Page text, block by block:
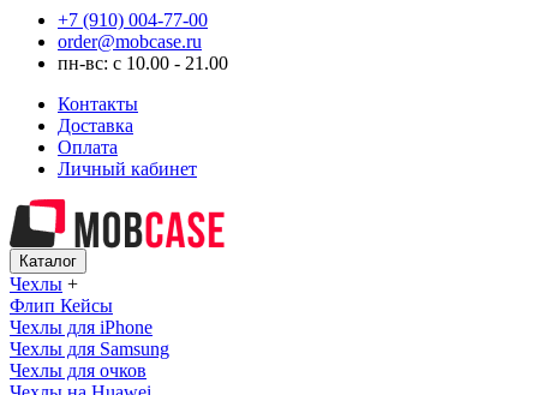
+7 (910) 004-77-00
order@mobcase.ru
пн-вс: с 10.00 - 21.00
Контакты
Доставка
Оплата
Личный кабинет
Каталог
Чехлы +
Флип Кейсы
Чехлы для iPhone
Чехлы для Samsung
Чехлы для очков